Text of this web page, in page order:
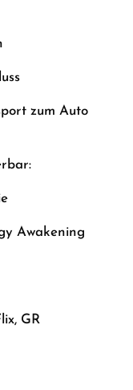
zum Auto
Awakening
GR